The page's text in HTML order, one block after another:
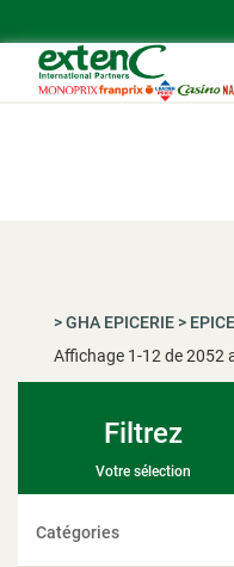
>GHA EPICERIE>
Affichage 1-12 de 2052
Filtrez
Votre sélection
Catégories